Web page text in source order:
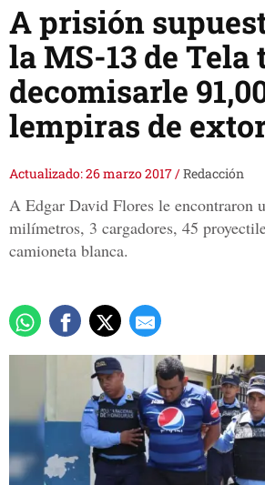
A prisión
la MS-13 de Tela
decomisarle
lempiras de
Actualizado: 26 marzo 2017/Redacción
A Edgar David Flores le encontraron
milímetros, 3 cargadores, 45
camioneta blanca.